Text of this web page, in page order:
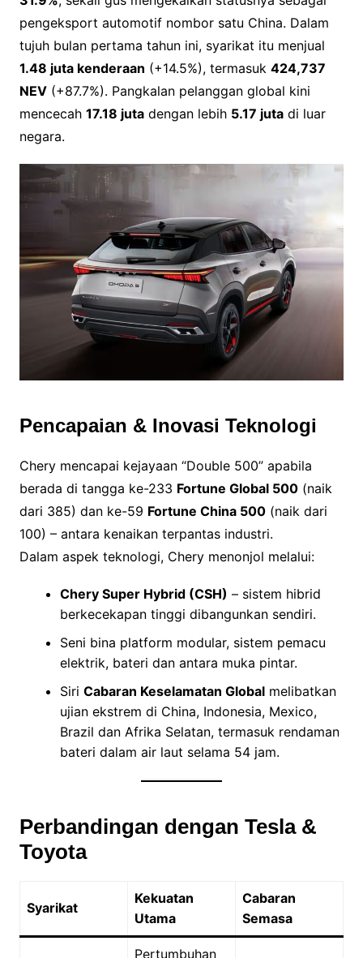
pengeksport automotif nombor satu China. Dalam
tujuh bulan pertama tahun ini, syarikat itu menjual
1.48 juta kenderaan (+14.5%), termasuk 424,737
NEV(+87.7%). Pangkalan pelanggan global kini
mencecah 17.18 jutadengan lebih 5.17 jutadi luar
negara.
Pencapaian & Inovasi Teknologi
Chery mencapai kejayaan “Double 500” apabila
berada di tangga ke-233 Fortune Global 500(naik
dari 385) dan ke-59 Fortune China 500(naik dari
100) – antara kenaikan terpantas industri.
Dalam aspek teknologi, Chery menonjol melalui:
Chery Super Hybrid (CSH) – sistem hibrid
berkecekapan tinggi dibangunkan sendiri.
Seni bina platform modular, sistem pemacu
elektrik, bateri dan antara muka pintar.
Siri Cabaran Keselamatan Globalmelibatkan
ujian ekstrem di China, Indonesia, Mexico,
Brazil dan Afrika Selatan, termasuk rendaman
bateri dalam air laut selama 54 jam.
Perbandingan dengan Tesla &
Toyota
Syarikat
Kekuatan
Utama
Cabaran
Semasa
Pertumbuhan